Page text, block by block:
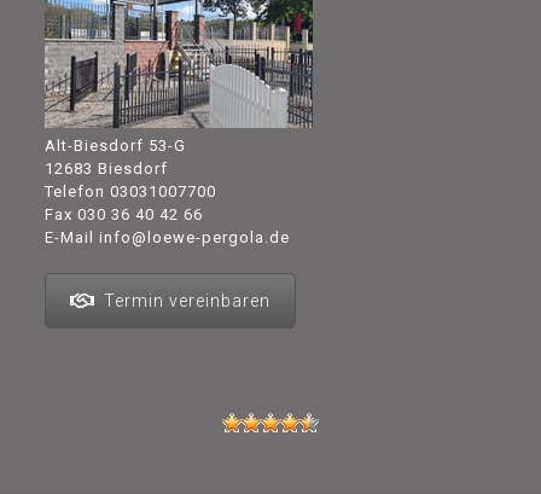
Alt-Biesdorf 53-G
12683 Biesdorf
Telefon 03031007700
Fax 030 36 40 42 66
E-Mail info@loewe-pergola.de
Termin vereinbaren